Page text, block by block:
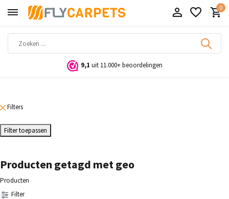
0
9,1 uit 11.000+ beoordelingen
Filters
Filter toepassen
Producten getagd met geo
Producten
Filter